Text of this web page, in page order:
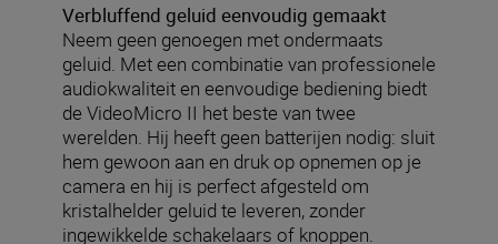
Verbluffend geluid eenvoudig gemaakt
Neem geen genoegen met ondermaats
geluid. Met een combinatie van professionele
audiokwaliteit en eenvoudige bediening biedt
de VideoMicro II het beste van twee
werelden. Hij heeft geen batterijen nodig: sluit
hem gewoon aan en druk op opnemen op je
camera en hij is perfect afgesteld om
kristalhelder geluid te leveren, zonder
ingewikkelde schakelaars of knoppen.